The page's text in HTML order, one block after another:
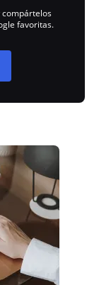
compártelos
favoritas.